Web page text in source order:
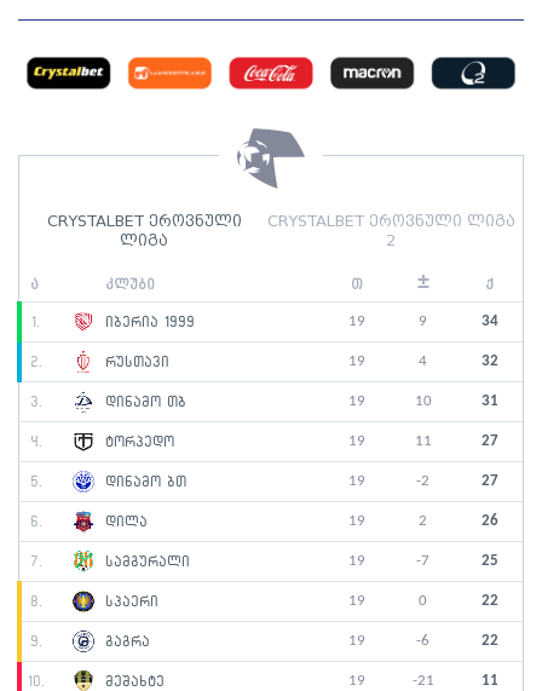
CRYSTALBET ეროვნული
ლიგა
CRYSTALBET ეროვნული ლიგა
2
ა კლუბი თ ± ქ
1. იბერია 1999 19 9 34
2. რუსთავი 19 4 32
3. დინამო თბ 19 10 31
4. ტორპედო 19 11 27
5. დინამო ბთ 19 -2 27
6. დილა 19 2 26
7. სამგურალი 19 -7 25
8. სპაერი 19 0 22
9. გაგრა 19 -6 22
10. მეშახტე 19 -21 11